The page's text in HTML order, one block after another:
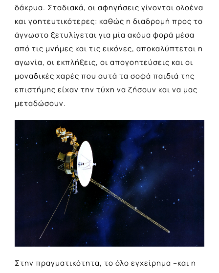
δάκρυα. Σταδιακά, οι αφηγήσεις γίνονται ολοένα
και γοητευτικότερες: καθώς η διαδρομή προς το
άγνωστο ξετυλίγεται για μία ακόμα φορά μέσα
από τις μνήμες και τις εικόνες, αποκαλύπτεται η
αγωνία, οι εκπλήξεις, οι απογοητεύσεις και οι
μοναδικές χαρές που αυτά τα σοφά παιδιά της
επιστήμης είχαν την τύχη να ζήσουν και να μας
μεταδώσουν.
Στην πραγματικότητα, το όλο εγχείρημα –και η